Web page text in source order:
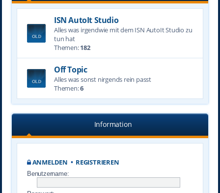
ISN AutoIt Studio
Alles was irgendwie mit dem ISN AutoIt Studio zu
tun hat
Themen:182
Off Topic
Alles was sonst nirgends rein passt
Themen:6
Information
ANMELDEN • REGISTRIEREN
Benutzername: